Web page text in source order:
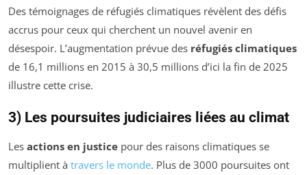
Des témoignages de réfugiés climatiques révèlent des défis
accrus pour ceux qui cherchent un nouvel avenir en
désespoir. L’augmentation prévue des réfugiés climatiques
de 16,1 millions en 2015 à 30,5 millions d’ici la fin de 2025
illustre cette crise.
3) Les poursuites judiciaires liées au climat
Les actions en justice pour des raisons climatiques se
multiplient à travers le monde. Plus de 3000 poursuites ont